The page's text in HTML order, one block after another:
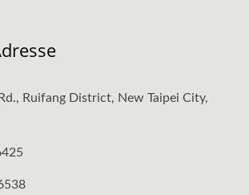
Ruifang District, New Taipei City,